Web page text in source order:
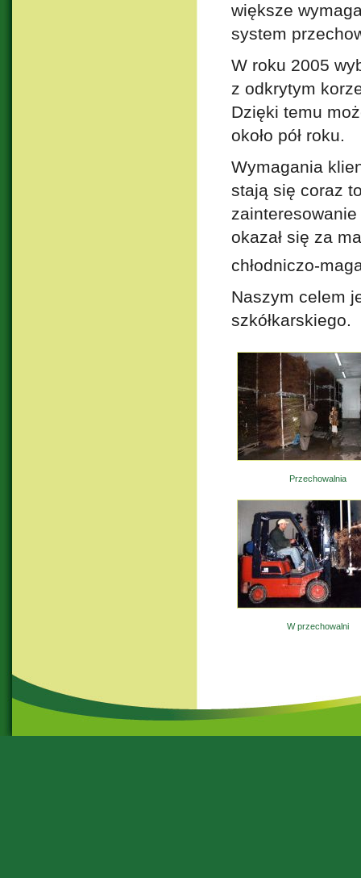
większe
system
W roku 2005
z odkrytym
Dzięki temu
około pół roku.
Wymagania
stają się coraz
okazał się za
chłodniczo-
Naszym celem
szkółkarskiego.
Przechowalnia
W przechowalni